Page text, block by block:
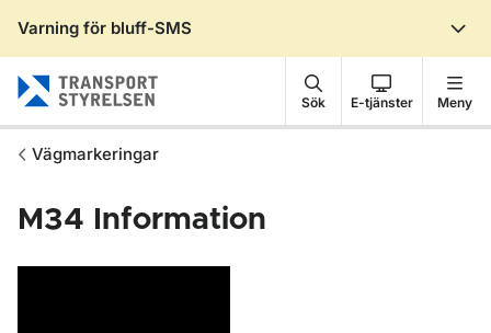
Varning för bluff-SMS
Sök E-tjänster Meny
Vägmarkeringar
M34 Information